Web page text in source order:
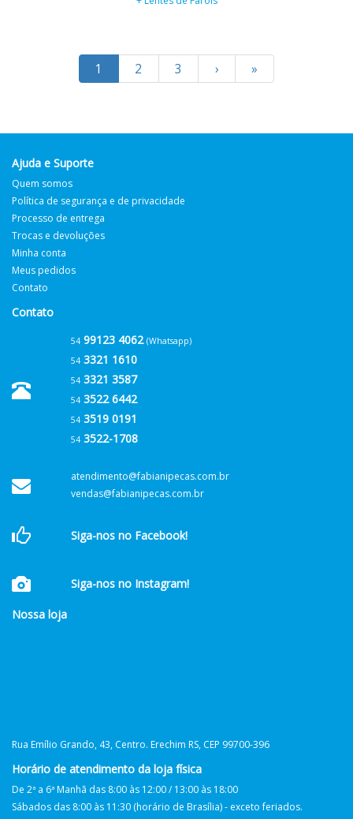
1 2 3 › »
Ajuda e Suporte
Quem somos
Política de segurança e de privacidade
Processo de entrega
Trocas e devoluções
Minha conta
Meus pedidos
Contato
Contato
5499123 4062 (Whatsapp)
543321 1610
543321 3587
543522 6442
543519 0191
543522-1708
atendimento@fabianipecas.com.br
vendas@fabianipecas.com.br
Siga-nos no Facebook!
Siga-nos no Instagram!
Nossa loja
Rua Emílio Grando, 43, Centro. Erechim RS, CEP 99700-396
Horário de atendimento da loja física
De 2ª a 6ª Manhã das 8:00 às 12:00 / 13:00 às 18:00
Sábados das 8:00 às 11:30 (horário de Brasília) - exceto feriados.